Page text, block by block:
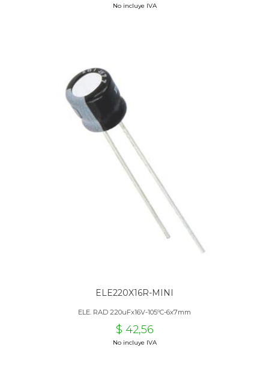
No incluye IVA
ELE220X16R-MINI
ELE. RAD 220uFx16V-105ºC-6x7mm
$ 42,56
No incluye IVA